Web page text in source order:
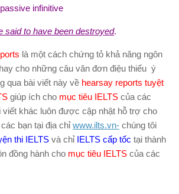
infinitive
said to have been destroyed.
là một cách chứng tỏ khả năng ngôn
cho những câu văn đơn điệu thiếu ý
qua bài viết này về hearsay reports tuyệt
giúp ích cho mục tiêu IELTS của các
viết khác luôn được cập nhật hỗ trợ cho
bạn tại địa chỉwww.ilts.vn- chúng tôi
thi IELTS và chỉ IELTS cấp tốc tại thành
đồng hành cho mục tiêu IELTS của các